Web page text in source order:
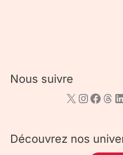
Nous suivre
Découvrez nos